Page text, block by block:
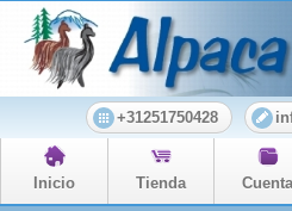
+31251750428
Inicio Tienda